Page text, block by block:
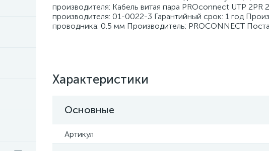
производителя: Кабель витая пара PROconnect UTP 2PR
производителя: 01-0022-3 Гарантийный срок: 1 год
проводника: 0.5 мм Производитель: PROCONNECT
Характеристики
Основные
Артикул